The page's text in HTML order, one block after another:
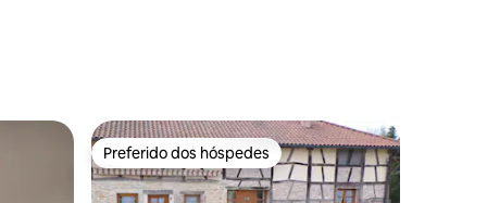
Preferido dos hóspedes
Preferido dos hóspedes